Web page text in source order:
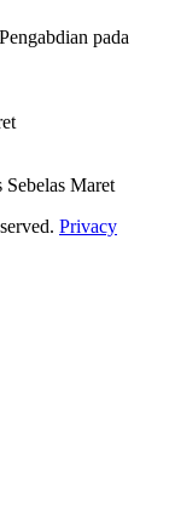
pada
Sebelas Maret
Privacy